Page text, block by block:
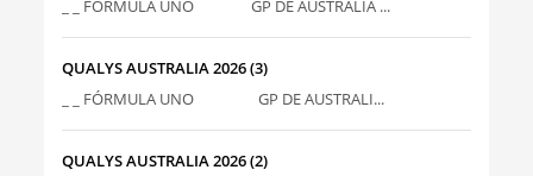
_ _ FÓRMULA UNO GP DE AUSTRALIA ...
QUALYS AUSTRALIA 2026 (3)
_ _ FÓRMULA UNO GP DE AUSTRALI...
QUALYS AUSTRALIA 2026 (2)